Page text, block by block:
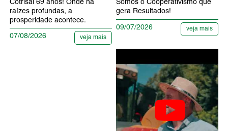
Cotrisal 69 anos! Onde há
raízes profundas, a
prosperidade acontece.
07/08/2026 veja mais
Somos o Cooperativismo que
gera Resultados!
09/07/2026 veja mais